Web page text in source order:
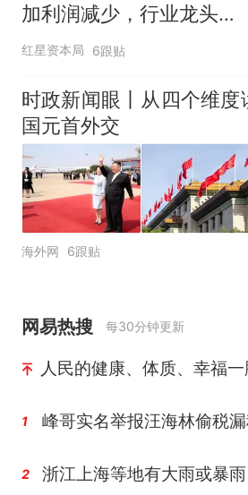
加利润减少，行业龙头的
AB面
红星资本局 6跟贴
时政新闻眼丨从四个维度
国元首外交
海外网 6跟贴
网易热搜 每30分钟更新
人民的健康、体质、幸福
1 峰哥实名举报汪海林偷税
2 浙江上海等地有大雨或暴雨